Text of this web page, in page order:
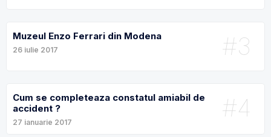
#3
Muzeul Enzo Ferrari din Modena
26 iulie 2017
#4
Cum se completeaza constatul amiabil de
accident ?
27 ianuarie 2017